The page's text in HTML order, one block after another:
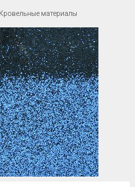
Кровельные материалы